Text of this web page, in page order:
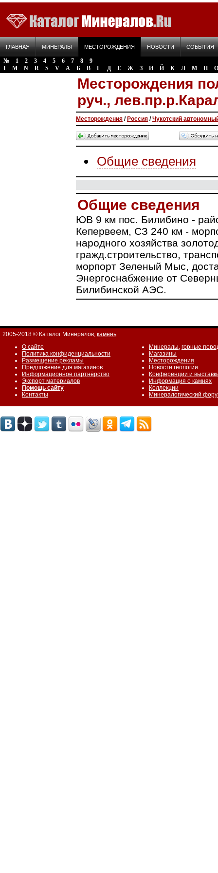
ГЛАВНАЯ МИНЕРАЛЫ МЕСТОРОЖДЕНИЯ НОВОСТИ СОБЫТИЯ
№ 1 2 3 4 5 6 7 8
9
I
M N R S V А Б В Г Д Е Ж З И Й К Л М Н О
Месторождения
руч.,
Месторождения / Россия /Чукотский
Общие сведения
Общие сведения
ЮВ 9 км пос. Билибино -
Кепервеем, СЗ 240 км -
народного хозяйства
гражд.строительство,
морпорт Зеленый Мыс,
Энергоснабжение от
Билибинской АЭС.
2005-2018 © Каталог Минералов, камень
О сайте
Политика конфиденциальности
Размещение рекламы
Предложение для магазинов
Информационное партнёрство
Экспорт материалов
Помощь сайту
Контакты
Минералы, горные
Магазины
Месторождения
Новости геологии
Конференции и
Информация о камнях
Коллекции
Минералогический